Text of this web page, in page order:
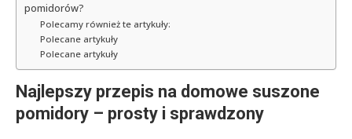
pomidorów?
Polecamy również te artykuły:
Polecane artykuły
Polecane artykuły
Najlepszy przepis na domowe suszone
pomidory – prosty i sprawdzony